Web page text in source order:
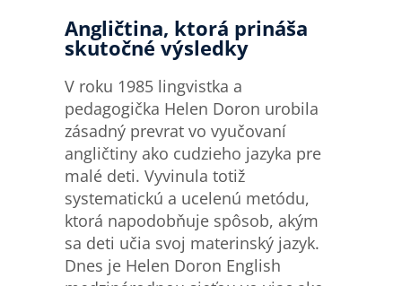
Angličtina, ktorá prináša
skutočné výsledky
V roku 1985 lingvistka a
pedagogička Helen Doron urobila
zásadný prevrat vo vyučovaní
angličtiny ako cudzieho jazyka pre
malé deti. Vyvinula totiž
systematickú a ucelenú metódu,
ktorá napodobňuje spôsob, akým
sa deti učia svoj materinský jazyk.
Dnes je Helen Doron English